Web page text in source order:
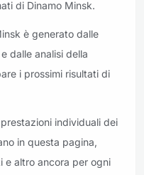
di Dinamo Minsk.
è generato dalle
dalle analisi della
i prossimi risultati di
individuali dei
in questa pagina,
e altro ancora per ogni